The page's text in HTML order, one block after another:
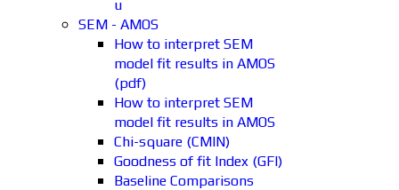
u
SEM - AMOS
How to interpret SEM
model fit results in AMOS
(pdf)
How to interpret SEM
model fit results in AMOS
Chi-square (CMIN)
Goodness of fit Index (GFI)
Baseline Comparisons